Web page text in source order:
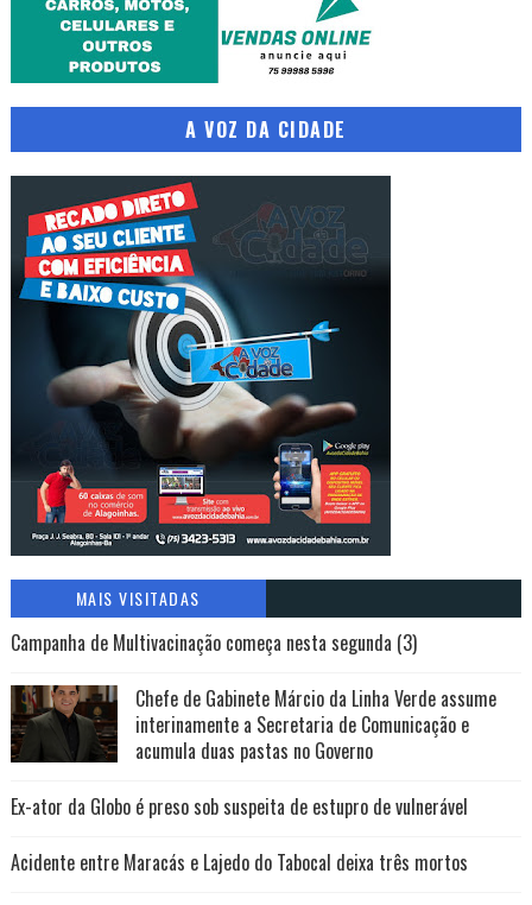
A VOZ DA CIDADE
MAIS VISITADAS
Campanha de Multivacinação começa nesta segunda (3)
Chefe de Gabinete Márcio da Linha Verde assume
interinamente a Secretaria de Comunicação e
acumula duas pastas no Governo
Ex-ator da Globo é preso sob suspeita de estupro de vulnerável
Acidente entre Maracás e Lajedo do Tabocal deixa três mortos